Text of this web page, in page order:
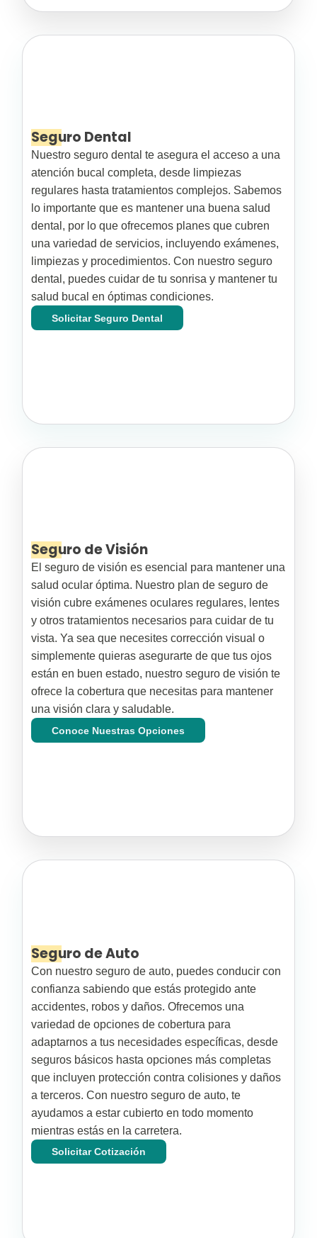
Seguro Dental
Nuestro seguro dental te asegura el acceso a una
atención bucal completa, desde limpiezas
regulares hasta tratamientos complejos. Sabemos
lo importante que es mantener una buena salud
dental, por lo que ofrecemos planes que cubren
una variedad de servicios, incluyendo exámenes,
limpiezas y procedimientos. Con nuestro seguro
dental, puedes cuidar de tu sonrisa y mantener tu
salud bucal en óptimas condiciones.
Solicitar Seguro Dental
Seguro de Visión
El seguro de visión es esencial para mantener una
salud ocular óptima. Nuestro plan de seguro de
visión cubre exámenes oculares regulares, lentes
y otros tratamientos necesarios para cuidar de tu
vista. Ya sea que necesites corrección visual o
simplemente quieras asegurarte de que tus ojos
están en buen estado, nuestro seguro de visión te
ofrece la cobertura que necesitas para mantener
una visión clara y saludable.
Conoce Nuestras Opciones
Seguro de Auto
Con nuestro seguro de auto, puedes conducir con
confianza sabiendo que estás protegido ante
accidentes, robos y daños. Ofrecemos una
variedad de opciones de cobertura para
adaptarnos a tus necesidades específicas, desde
seguros básicos hasta opciones más completas
que incluyen protección contra colisiones y daños
a terceros. Con nuestro seguro de auto, te
ayudamos a estar cubierto en todo momento
mientras estás en la carretera.
Solicitar Cotización